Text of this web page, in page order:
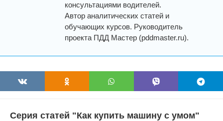
консультациями водителей.
Автор аналитических статей и
обучающих курсов. Руководитель
проекта ПДД Мастер (pddmaster.ru).
Серия статей "Как купить машину с умом"